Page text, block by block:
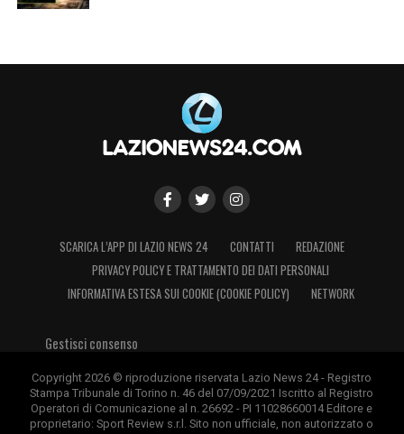
SCARICA L’APP DI LAZIO NEWS 24 CONTATTI
REDAZIONE
PRIVACY POLICY E TRATTAMENTO DEI DATI PERSONALI
INFORMATIVA ESTESA SUI COOKIE (COOKIE POLICY)
NETWORK
Gestisci consenso
Copyright 2026 © riproduzione riservata Lazio News 24 - Registro
Stampa Tribunale di Torino n. 46 del 07/09/2021 Iscritto al Registro
Operatori di Comunicazione al n. 26692 - PI 11028660014 Editore e
proprietario: Sport Review s.r.l. Sito non ufficiale, non autorizzato o